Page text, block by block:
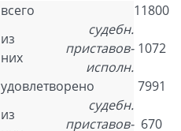
всего
11800
из
них
судебн.
приставов-
исполн.
1072
удовлетворено
7991
из
судебн.
приставов- 670